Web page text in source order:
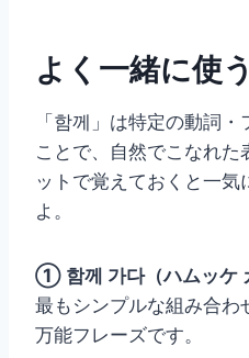
よく一緒に使
「함께」は特定の動詞
ことで、自然でこなれた
ットで覚えておくと一
よ。
① 함께 가다（ハムッケ
最もシンプルな組み合わ
万能フレーズです。